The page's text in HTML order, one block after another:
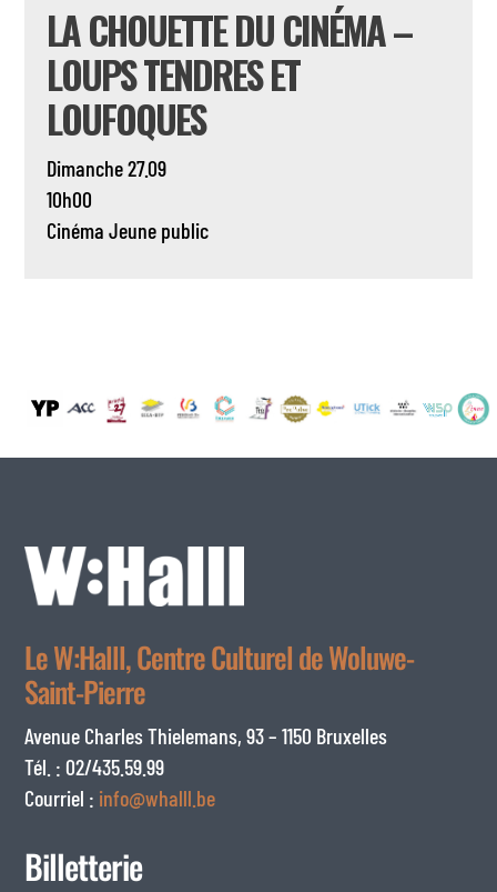
LA CHOUETTE DU CINÉMA –
LOUPS TENDRES ET
LOUFOQUES
Dimanche 27.09
10h00
Cinéma Jeune public
Le W:Halll, Centre Culturel de Woluwe-
Saint-Pierre
Avenue Charles Thielemans, 93 – 1150 Bruxelles
Tél. : 02/435.59.99
Courriel : info@whalll.be
Billetterie